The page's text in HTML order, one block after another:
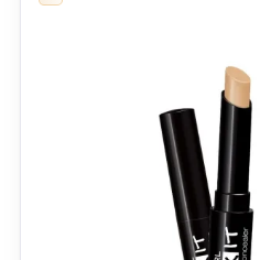
up lengkap, secalit
mampu membuatkan